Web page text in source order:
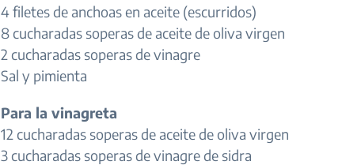
4 filetes de anchoas en aceite (escurridos)
8 cucharadas soperas de aceite de oliva virgen
2 cucharadas soperas de vinagre
Sal y pimienta
Para la vinagreta
12 cucharadas soperas de aceite de oliva virgen
3 cucharadas soperas de vinagre de sidra